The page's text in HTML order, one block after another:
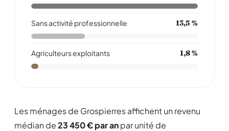
Sans activité professionnelle 13,5 %
Agriculteurs exploitants 1,8 %
Les ménages de Grospierres affichent un revenu
médian de23 450 € par anpar unité de